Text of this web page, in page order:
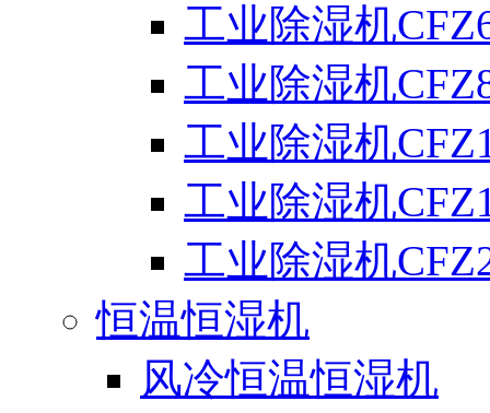
工业除湿机
工业除湿机
工业除湿机
工业除湿机
工业除湿机
恒温恒湿机
风冷恒温恒湿机